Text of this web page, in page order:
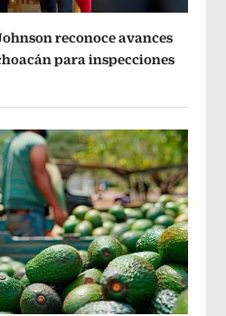
reconoce avances
para inspecciones